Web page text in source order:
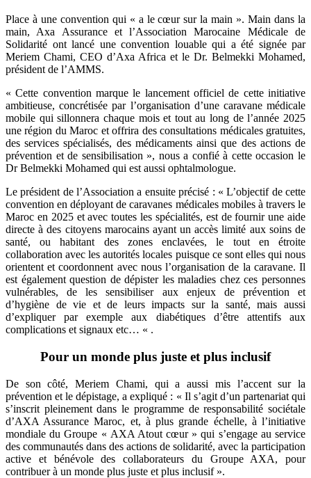
Place à une convention qui « a le cœur sur la main ». Main dans la
main, Axa Assurance et l’Association Marocaine Médicale de
Solidarité ont lancé une convention louable qui a été signée par
Meriem Chami, CEO d’Axa Africa et le Dr. Belmekki Mohamed,
président de l’AMMS.
« Cette convention marque le lancement officiel de cette initiative
ambitieuse, concrétisée par l’organisation d’une caravane médicale
mobile qui sillonnera chaque mois et tout au long de l’année 2025
une région du Maroc et offrira des consultations médicales gratuites,
des services spécialisés, des médicaments ainsi que des actions de
prévention et de sensibilisation », nous a confié à cette occasion le
Dr Belmekki Mohamed qui est aussi ophtalmologue.
Le président de l’Association a ensuite précisé : « L’objectif de cette
convention en déployant de caravanes médicales mobiles à travers le
Maroc en 2025 et avec toutes les spécialités, est de fournir une aide
directe à des citoyens marocains ayant un accès limité aux soins de
santé, ou habitant des zones enclavées, le tout en étroite
collaboration avec les autorités locales puisque ce sont elles qui nous
orientent et coordonnent avec nous l’organisation de la caravane. Il
est également question de dépister les maladies chez ces personnes
vulnérables, de les sensibiliser aux enjeux de prévention et
d’hygiène de vie et de leurs impacts sur la santé, mais aussi
d’expliquer par exemple aux diabétiques d’être attentifs aux
complications et signaux etc… « .
Pour un monde plus juste et plus inclusif
De son côté, Meriem Chami, qui a aussi mis l’accent sur la
prévention et le dépistage, a expliqué : « Il s’agit d’un partenariat qui
s’inscrit pleinement dans le programme de responsabilité sociétale
d’AXA Assurance Maroc, et, à plus grande échelle, à l’initiative
mondiale du Groupe « AXA Atout cœur » qui s’engage au service
des communautés dans des actions de solidarité, avec la participation
active et bénévole des collaborateurs du Groupe AXA, pour
contribuer à un monde plus juste et plus inclusif ».